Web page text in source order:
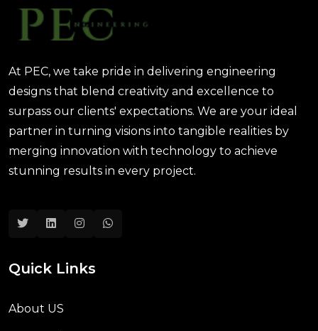
At PEC, we take pride in delivering engineering
designs that blend creativity and excellence to
surpass our clients' expectations. We are your ideal
partner in turning visions into tangible realities by
merging innovation with technology to achieve
stunning results in every project.
Quick Links
About US